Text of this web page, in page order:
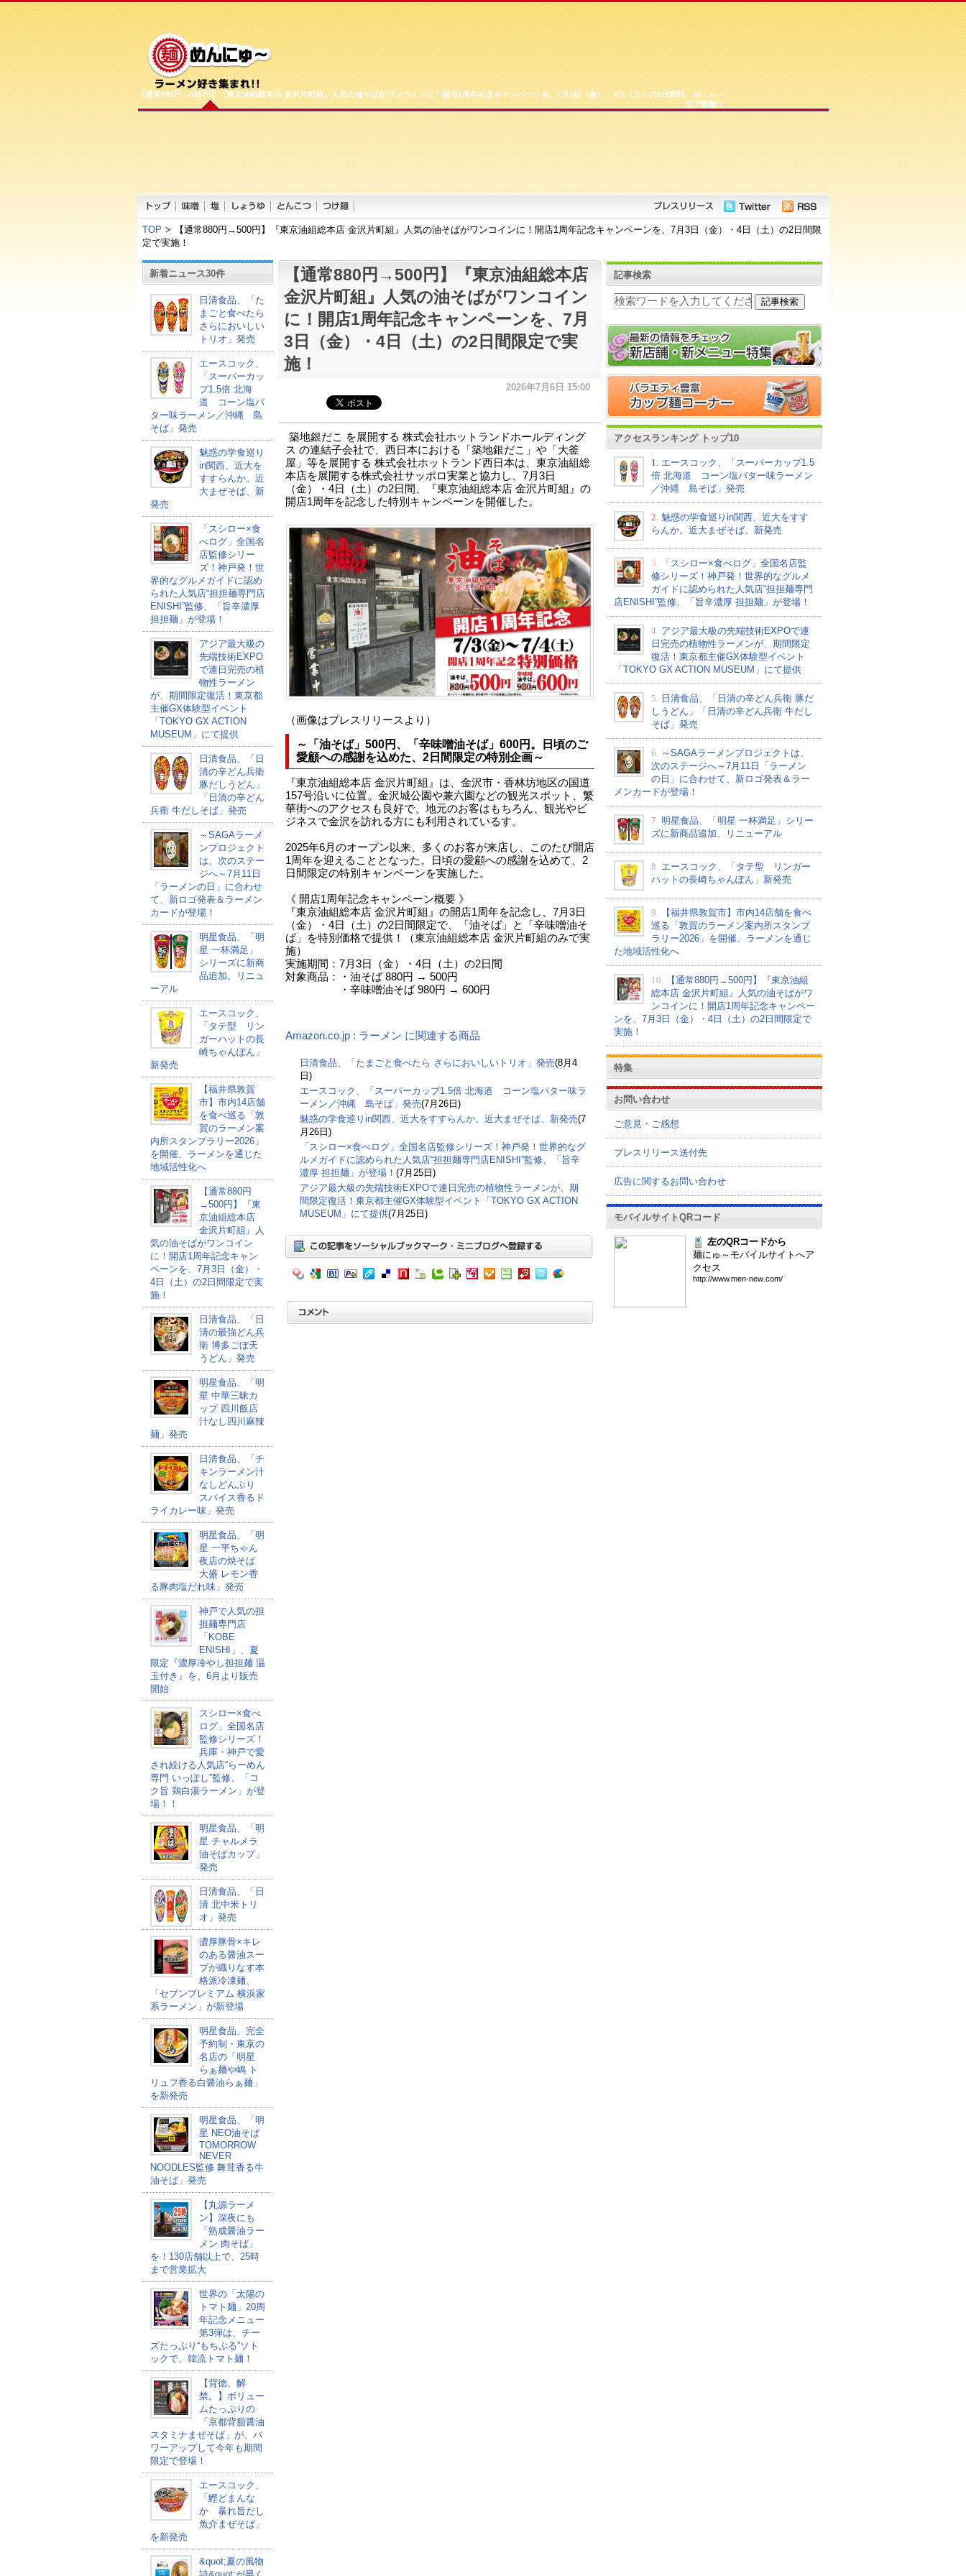
麺にゅ～
【通常880円→500円】『東京油組総本店 金沢片町組』人気の油そばがワンコインに！開店1周年記念キャンペーンを、7月3日（金）・4日（土）の2日間限
定で実施！
TOP >
【通常880円→500円】『東京油組総本店 金沢片町組』人気の油そばがワンコインに！開店1周年記念キャンペーンを、7月3日（金）・4日（土）の2日間限
定で実施！
新着ニュース30件
日清食品、「た
まごと食べたら
さらにおいしい
トリオ」発売
エースコック、
「スーパーカッ
プ1.5倍 北海
道 コーン塩バ
ター味ラーメン／沖縄 島
そば」発売
魅惑の学食巡り
in関西、近大を
すすらんか。近
大まぜそば、新
発売
「スシロー×食
べログ」全国名
店監修シリー
ズ！神戸発！世
界的なグルメガイドに認め
られた人気店“担担麺専門店
ENISHI”監修、「旨辛濃厚
担担麺」が登場！
アジア最大級の
先端技術EXPO
で連日完売の植
物性ラーメン
が、期間限定復活！東京都
主催GX体験型イベント
「TOKYO GX ACTION
MUSEUM」にて提供
日清食品、「日
清の辛どん兵衛
豚だしうどん」
「日清の辛どん
兵衛 牛だしそば」発売
～SAGAラーメ
ンプロジェクト
は、次のステー
ジへ～7月11日
「ラーメンの日」に合わせ
て、新ロゴ発表＆ラーメン
カードが登場！
明星食品、「明
星 一杯満足」
シリーズに新商
品追加、リニュ
ーアル
エースコック、
「タテ型 リン
ガーハットの長
崎ちゃんぽん」
新発売
【福井県敦賀
市】市内14店舗
を食べ巡る「敦
賀のラーメン案
内所スタンプラリー2026」
を開催、ラーメンを通じた
地域活性化へ
【通常880円
→500円】『東
京油組総本店
金沢片町組』人
気の油そばがワンコイン
に！開店1周年記念キャン
ペーンを、7月3日（金）・
4日（土）の2日間限定で実
施！
日清食品、「日
清の最強どん兵
衛 博多ごぼ天
うどん」発売
明星食品、「明
星 中華三昧カ
ップ 四川飯店
汁なし四川麻辣
麺」発売
日清食品、「チ
キンラーメン汁
なしどんぶり
スパイス香るド
ライカレー味」発売
明星食品、「明
星 一平ちゃん
夜店の焼そば
大盛 レモン香
る豚肉塩だれ味」発売
神戸で人気の担
担麺専門店
「KOBE
ENISHI」、夏
限定『濃厚冷やし担担麺 温
玉付き』を、6月より販売
開始
スシロー×食べ
ログ」全国名店
監修シリーズ！
兵庫・神戸で愛
され続ける人気店“らーめん
専門 いっぽし”監修、「コ
ク旨 鶏白湯ラーメン」が登
場！！
明星食品、「明
星 チャルメラ
油そばカップ​」
発売
日清食品、「日
清 北中米トリ
オ」発売
濃厚豚骨×キレ
のある醤油スー
プが織りなす本
格派冷凍麺、
「セブンプレミアム 横浜家
系ラーメン」が新登場
明星食品、完全
予約制・東京の
名店の「明星
らぁ麺や嶋 ト
リュフ香る白醤油らぁ麺」
を新発売
明星食品、「明
星 NEO油そば
TOMORROW
NEVER
NOODLES監修 舞茸香る牛
油そば​」発売
【丸源ラーメ
ン】深夜にも
「熟成醤油ラー
メン 肉そば」
を！130店舗以上で、25時
まで営業拡大
世界の「太陽の
トマト麺」20周
年記念メニュー
第3弾は、チー
ズたっぷり“もちぷる”ソト
ックで、韓流トマト麺！
【背徳、解
禁。】ボリュー
ムたっぷりの
「京都背脂醤油
スタミナまぜそば」が、パ
ワーアップして今年も期間
限定で登場！
エースコック、
「鰹どまんな
か 暴れ旨だし
魚介まぜそば」
を新発売
&quot;夏の風物
【通常880円→500円】『東京油組総本店
金沢片町組』人気の油そばがワンコイン
に！開店1周年記念キャンペーンを、7月
3日（金）・4日（土）の2日間限定で実
施！
2026年7月6日 15:00
築地銀だこ を展開する 株式会社ホットランドホールディング
ス の連結子会社で、西日本における「築地銀だこ」や「大釜
屋」等を展開する 株式会社ホットランド西日本は、東京油組総
本店を展開する株式会社サッポロ実業と協力し、7月3日
（金）・4日（土）の2日間、『東京油組総本店 金沢片町組』の
開店1周年を記念した特別キャンペーンを開催した。
（画像はプレスリリースより）
～「油そば」500円、「辛味噌油そば」600円。日頃のご
愛顧への感謝を込めた、2日間限定の特別企画～
『東京油組総本店 金沢片町組』は、金沢市・香林坊地区の国道
157号沿いに位置。金沢城公園や兼六園などの観光スポット、繁
華街へのアクセスも良好で、地元のお客はもちろん、観光やビ
ジネスで金沢を訪れる方にも利用されているす。
2025年6月のオープン以来、多くのお客が来店し、このたび開店
1周年を迎えることとなった。日頃の愛顧への感謝を込めて、2
日間限定の特別キャンペーンを実施した。
《 開店1周年記念キャンペーン概要 》
『東京油組総本店 金沢片町組』の開店1周年を記念し、7月3日
（金）・4日（土）の2日間限定で、「油そば」と「辛味噌油そ
ば」を特別価格で提供！（東京油組総本店 金沢片町組のみで実
施）
実施期間：7月3日（金）・4日（土）の2日間
対象商品：・油そば 880円 → 500円
・辛味噌油そば 980円 → 600円
Amazon.co.jp : ラーメン に関連する商品
日清食品、「たまごと食べたら さらにおいしいトリオ」発売(8月4
日)
エースコック、「スーパーカップ1.5倍 北海道 コーン塩バター味ラ
ーメン／沖縄 島そば」発売(7月26日)
魅惑の学食巡りin関西、近大をすすらんか。近大まぜそば、新発売(7
月26日)
「スシロー×食べログ」全国名店監修シリーズ！神戸発！世界的なグ
ルメガイドに認められた人気店“担担麺専門店ENISHI”監修、「旨辛
濃厚 担担麺」が登場！ (7月25日)
アジア最大級の先端技術EXPOで連日完売の植物性ラーメンが、期
間限定復活！東京都主催GX体験型イベント「TOKYO GX ACTION
MUSEUM」にて提供(7月25日)
記事検索
アクセスランキング トップ10
1.
エースコック、「スーパーカップ1.5
倍 北海道 コーン塩バター味ラーメン
／沖縄 島そば」発売
2. 魅惑の学食巡りin関西、近大をすす
らんか。近大まぜそば、新発売
3.
「スシロー×食べログ」全国名店監
修シリーズ！神戸発！世界的なグルメ
ガイドに認められた人気店“担担麺専門
店ENISHI”監修、「旨辛濃厚 担担麺」が登場！
4. アジア最大級の先端技術EXPOで連
日完売の植物性ラーメンが、期間限定
復活！東京都主催GX体験型イベント
「TOKYO GX ACTION MUSEUM」にて提供
5.
日清食品、「日清の辛どん兵衛 豚だ
しうどん」「日清の辛どん兵衛 牛だし
そば」発売
6.
～SAGAラーメンプロジェクトは、
次のステージへ～7月11日「ラーメン
の日」に合わせて、新ロゴ発表＆ラー
メンカードが登場！
7. 明星食品、「明星 一杯満足」シリー
ズに新商品追加、リニューアル
8. エースコック、「タテ型 リンガー
ハットの長崎ちゃんぽん」新発売
9.
【福井県敦賀市】市内14店舗を食べ
巡る「敦賀のラーメン案内所スタンプ
ラリー2026」を開催、ラーメンを通じ
た地域活性化へ
10.
【通常880円→500円】『東京油組
総本店 金沢片町組』人気の油そばがワ
ンコインに！開店1周年記念キャンペー
ンを、7月3日（金）・4日（土）の2日間限定で
実施！
特集
お問い合わせ
ご意見・ご感想
プレスリリース送付先
広告に関するお問い合わせ
モバイルサイトQRコード
左のQRコードから
麺にゅ～モバイルサイトへア
クセス
http://www.men-new.com/